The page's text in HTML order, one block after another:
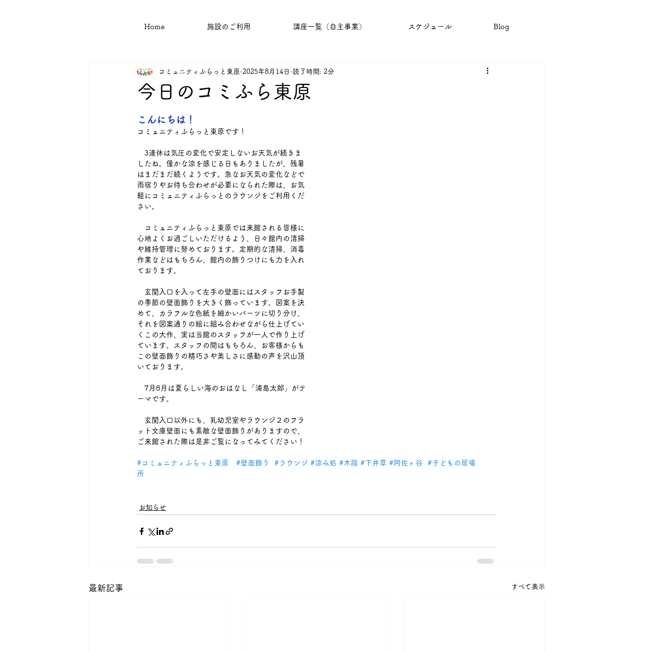
Home 施設のご利用 講座一覧（自主事業） スケジュール Blog
今日のコミふら東原
コミュニティふらっと東原 2025年8月14日 読了時間: 2分
こんにちは！
コミュニティふらっと東原です！
3連休は気圧の変化で安定しないお天気が続きま
したね。僅かな涼を感じる日もありましたが、残暑
はまだまだ続くようです。急なお天気の変化などで
雨宿りやお待ち合わせが必要になられた際は、お気
軽にコミュニティふらっとのラウンジをご利用くだ
さい。
コミュニティふらっと東原では来館される皆様に
心地よくお過ごしいただけるよう、日々館内の清掃
や維持管理に努めております。定期的な清掃、消毒
作業などはもちろん、館内の飾りつけにも力を入れ
ております。
玄関入口を入って左手の壁面にはスタッフお手製
の季節の壁面飾りを大きく飾っています。図案を決
めて、カラフルな色紙を細かいパーツに切り分け、
それを図案通りの絵に組み合わせながら仕上げてい
くこの大作、実は当館のスタッフが一人で作り上げ
ています。スタッフの間はもちろん、お客様からも
この壁面飾りの精巧さや美しさに感動の声を沢山頂
いております。
7月8月は夏らしい海のおはなし「浦島太郎」がテ
ーマです。
玄関入口以外にも、乳幼児室やラウンジ２のフラ
ット文庫壁面にも素敵な壁面飾りがありますので、
ご来館された際は是非ご覧になってみてください！
#コミュニティふらっと東原 #壁面飾り #ラウンジ #涼み処 #木陰 #下井草 #阿佐ヶ谷
#子どもの居場
所
お知らせ
最新記事 すべて表示